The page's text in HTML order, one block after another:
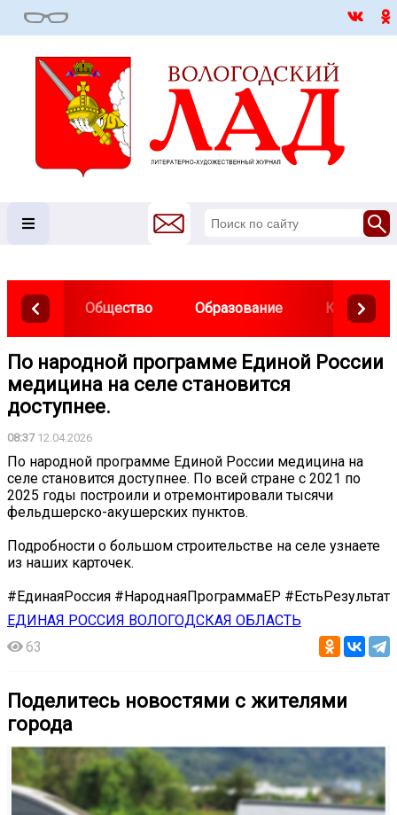
Общество Образование Культура
По народной программе Единой России
медицина на селе становится
доступнее.
08:3712.04.2026
По народной программе Единой России медицина на
селе становится доступнее. По всей стране с 2021 по
2025 годы построили и отремонтировали тысячи
фельдшерско-акушерских пунктов.
Подробности о большом строительстве на селе узнаете
из наших карточек.
#ЕдинаяРоссия #НароднаяПрограммаЕР #ЕстьРезультат
ЕДИНАЯ РОССИЯ ВОЛОГОДСКАЯ ОБЛАСТЬ
63
Поделитесь новостями с жителями
города